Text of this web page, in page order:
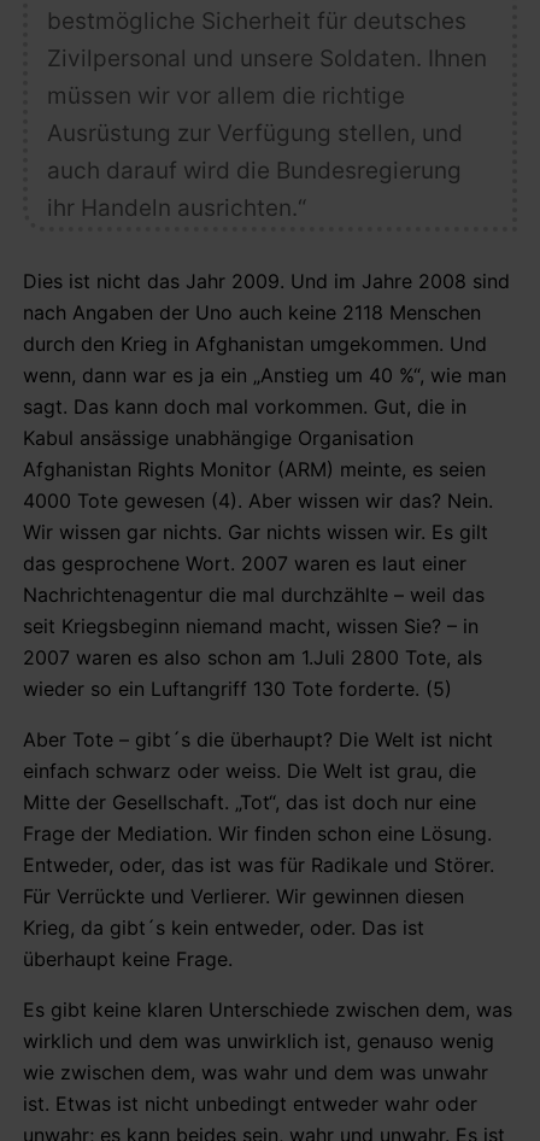
bestmögliche Sicherheit für deutsches
Zivilpersonal und unsere Soldaten. Ihnen
müssen wir vor allem die richtige
Ausrüstung zur Verfügung stellen, und
auch darauf wird die Bundesregierung
ihr Handeln ausrichten.“
Dies ist nicht das Jahr 2009. Und im Jahre 2008 sind
nach Angaben der Uno auch keine 2118 Menschen
durch den Krieg in Afghanistan umgekommen. Und
wenn, dann war es ja ein „Anstieg um 40 %“, wie man
sagt. Das kann doch mal vorkommen. Gut, die in
Kabul ansässige unabhängige Organisation
Afghanistan Rights Monitor (ARM) meinte, es seien
4000 Tote gewesen (4). Aber wissen wir das? Nein.
Wir wissen gar nichts. Gar nichts wissen wir. Es gilt
das gesprochene Wort. 2007 waren es laut einer
Nachrichtenagentur die mal durchzählte – weil das
seit Kriegsbeginn niemand macht, wissen Sie? – in
2007 waren es also schon am 1.Juli 2800 Tote, als
wieder so ein Luftangriff 130 Tote forderte. (5)
Aber Tote – gibt´s die überhaupt? Die Welt ist nicht
einfach schwarz oder weiss. Die Welt ist grau, die
Mitte der Gesellschaft. „Tot“, das ist doch nur eine
Frage der Mediation. Wir finden schon eine Lösung.
Entweder, oder, das ist was für Radikale und Störer.
Für Verrückte und Verlierer. Wir gewinnen diesen
Krieg, da gibt´s kein entweder, oder. Das ist
überhaupt keine Frage.
Es gibt keine klaren Unterschiede zwischen dem, was
wirklich und dem was unwirklich ist, genauso wenig
wie zwischen dem, was wahr und dem was unwahr
ist. Etwas ist nicht unbedingt entweder wahr oder
unwahr; es kann beides sein, wahr und unwahr. Es ist